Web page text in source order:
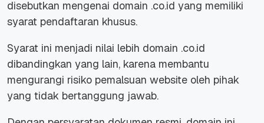
disebutkan mengenai domain .co.id yang memiliki
syarat pendaftaran khusus.
Syarat ini menjadi nilai lebih domain .co.id
dibandingkan yang lain, karena membantu
mengurangi risiko pemalsuan website oleh pihak
yang tidak bertanggung jawab.